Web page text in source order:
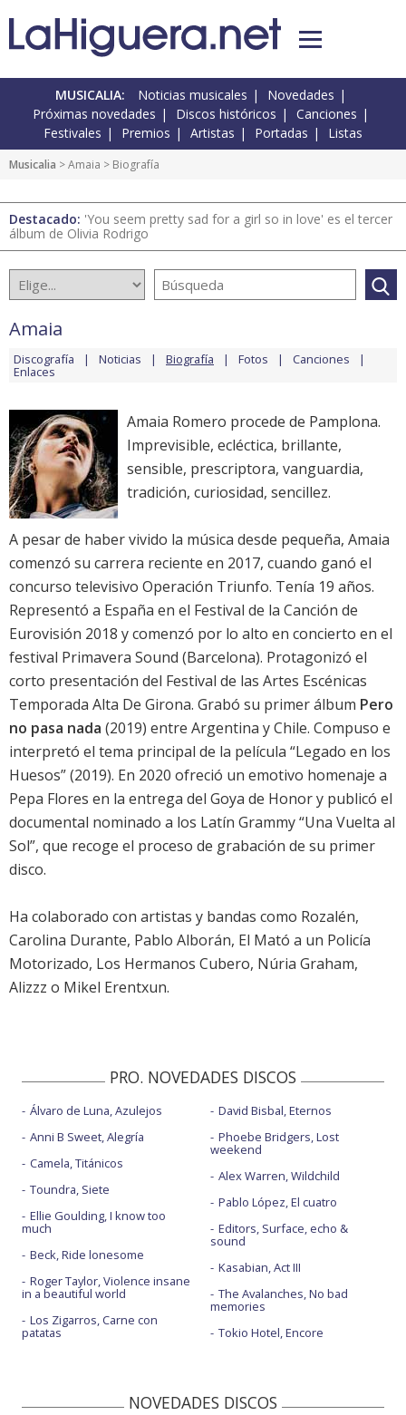
MUSICALIA: Noticias musicales
Novedades
Próximas novedades
Discos históricos
Canciones
Festivales
Premios Artistas Portadas Listas
Musicalia >Amaia > Biografía
Destacado: 'You seem pretty sad for a girl so in love' es el tercer
álbum de Olivia Rodrigo
Amaia
Discografía Noticias Biografía Fotos Canciones
Enlaces
Amaia Romero procede de Pamplona.
Imprevisible, ecléctica, brillante,
sensible, prescriptora, vanguardia,
tradición, curiosidad, sencillez.
A pesar de haber vivido la música desde pequeña, Amaia
comenzó su carrera reciente en 2017, cuando ganó el
concurso televisivo Operación Triunfo. Tenía 19 años.
Representó a España en el Festival de la Canción de
Eurovisión 2018 y comenzó por lo alto en concierto en el
festival Primavera Sound (Barcelona). Protagonizó el
corto presentación del Festival de las Artes Escénicas
Temporada Alta De Girona. Grabó su primer álbum Pero
no pasa nada (2019) entre Argentina y Chile. Compuso e
interpretó el tema principal de la película “Legado en los
Huesos” (2019). En 2020 ofreció un emotivo homenaje a
Pepa Flores en la entrega del Goya de Honor y publicó el
documental nominado a los Latín Grammy “Una Vuelta al
Sol”, que recoge el proceso de grabación de su primer
disco.
Ha colaborado con artistas y bandas como Rozalén,
Carolina Durante, Pablo Alborán, El Mató a un Policía
Motorizado, Los Hermanos Cubero, Núria Graham,
Alizzz o Mikel Erentxun.
PRO. NOVEDADES DISCOS
Álvaro de Luna, Azulejos
Anni B Sweet, Alegría
Camela, Titánicos
Toundra, Siete
Ellie Goulding, I know too
much
Beck, Ride lonesome
Roger Taylor, Violence insane
in a beautiful world
Los Zigarros, Carne con
patatas
David Bisbal, Eternos
Phoebe Bridgers, Lost
weekend
Alex Warren, Wildchild
Pablo López, El cuatro
Editors, Surface, echo &
sound
Kasabian, Act III
The Avalanches, No bad
memories
Tokio Hotel, Encore
NOVEDADES DISCOS